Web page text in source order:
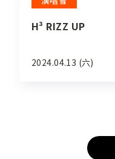
H³ RIZZ UP
2024.04.13 (六)